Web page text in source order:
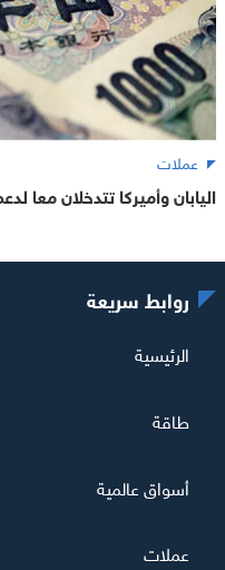
عملات
اليابان وأميركا تتدخلان معا لدعم
روابط سريعة
الرئيسية
طاقة
أسواق عالمية
عملات